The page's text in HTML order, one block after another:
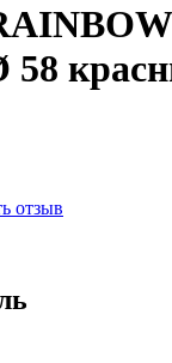
58
отзыв